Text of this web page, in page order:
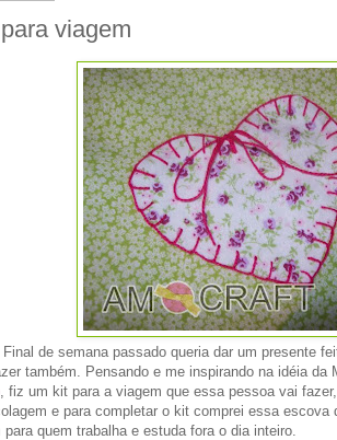
viagem
de semana passado queria dar um presente
também. Pensando e me inspirando na idéia da
, fiz um kit para a viagem que essa pessoa vai
e para completar o kit comprei essa
para quem trabalha e estuda fora o dia inteiro.